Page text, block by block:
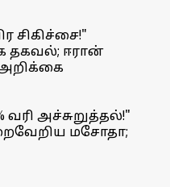
சிகிச்சை!"
தகவல்; ஈரான்
அறிக்கை
வரி அச்சுறுத்தல்!"
மசோதா;